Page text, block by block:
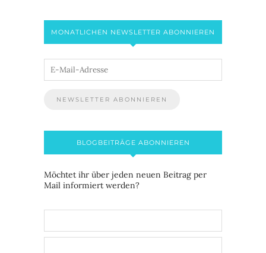
MONATLICHEN NEWSLETTER ABONNIEREN
BLOGBEITRÄGE ABONNIEREN
Möchtet ihr über jeden neuen Beitrag per
Mail informiert werden?